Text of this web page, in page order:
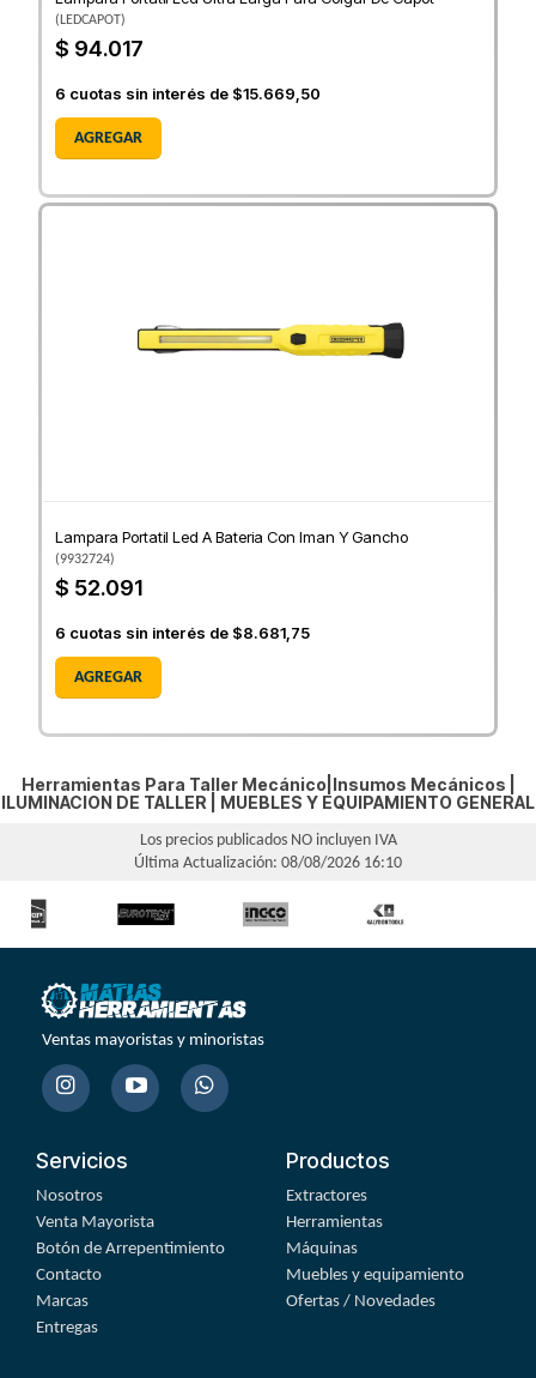
(LEDCAPOT )
$ 94.017
6 cuotas sin interés de $15.669,50
AGREGAR
Lampara Portatil Led A Bateria Con Iman Y Gancho
(9932724)
$ 52.091
6 cuotas sin interés de $8.681,75
AGREGAR
Herramientas Para Taller Mecánico|Insumos Mecánicos |
ILUMINACION DE TALLER
MUEBLES Y EQUIPAMIENTO GENERAL
Los precios publicados NO incluyen IVA
Última Actualización: 08/08/2026 16:10
Ventas mayoristas y minoristas
Servicios
Nosotros
Venta Mayorista
Botón de Arrepentimiento
Contacto
Marcas
Entregas
Productos
Extractores
Herramientas
Máquinas
Muebles y equipamiento
Ofertas / Novedades